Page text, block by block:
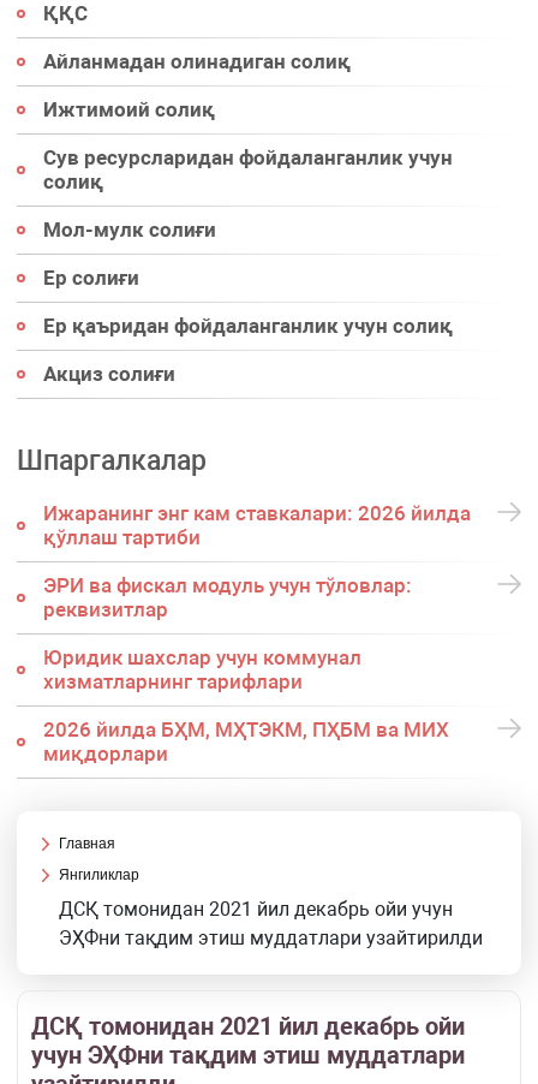
ҚҚС
Айланмадан олинадиган солиқ
Ижтимоий солиқ
Сув ресурсларидан фойдаланганлик учун
солиқ
Мол-мулк солиғи
Ер солиғи
Ер қаъридан фойдаланганлик учун солиқ
Акциз солиғи
Шпаргалкалар
Ижаранинг энг кам ставкалари: 2026 йилда
қўллаш тартиби
ЭРИ ва фискал модуль учун тўловлар:
реквизитлар
Юридик шахслар учун коммунал
хизматларнинг тарифлари
2026 йилда БҲМ, МҲТЭКМ, ПҲБМ ва МИХ
миқдорлари
Главная
Янгиликлар
ДСҚ томонидан 2021 йил декабрь ойи учун
ЭҲФни тақдим этиш муддатлари узайтирилди
ДСҚ томонидан 2021 йил декабрь ойи
учун ЭҲФни тақдим этиш муддатлари